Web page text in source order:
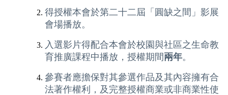
得授權本會於第二十二屆「圓缺之間」影展
會場播放。
入選影片得配合本會於校園與社區之生命教
育推廣課程中播放，授權期間兩年。
參賽者應擔保對其參選作品及其內容擁有合
法著作權利，及完整授權商業或非商業性使